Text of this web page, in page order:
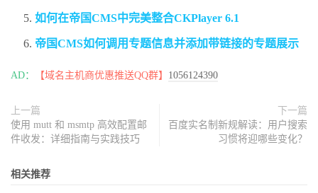
如何在帝国CMS中完美整合CKPlayer 6.1
帝国CMS如何调用专题信息并添加带链接的专题展示
AD： 【域名主机商优惠推送QQ群】 1056124390
上一篇
使用 mutt 和 msmtp 高效配置邮
件收发：详细指南与实践技巧
下一篇
百度实名制新规解读：用户搜索
习惯将迎哪些变化？
相关推荐